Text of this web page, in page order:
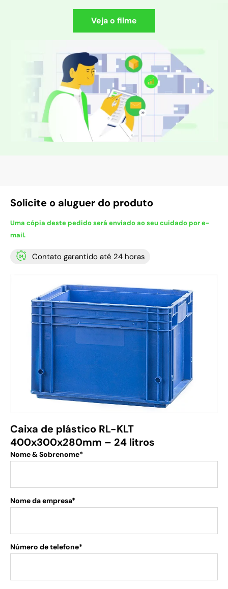
Veja o filme
Solicite o aluguer do produto
Uma cópia deste pedido será enviado ao seu cuidado por e-
mail.
Contato garantido até 24 horas
Caixa de plástico RL-KLT
400x300x280mm – 24 litros
Nome & Sobrenome*
Nome da empresa*
Número de telefone*